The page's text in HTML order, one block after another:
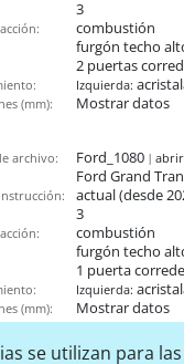
se utilizan para
3
combustión
furgón techo
2 puertas
Izquierda:
(mm): Mostrar datos
archivo: Ford_1080
abrir
Ford Grand
actual (desde
3
combustión
furgón techo
1 puerta
Izquierda:
(mm): Mostrar datos